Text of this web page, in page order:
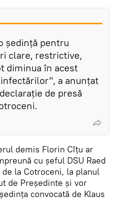
şedinţă pentru
clare, restrictive,
diminua în acest
a anunţat
de presă
demis Florin Cîțu ar
cu șeful DSU Raed
la Cotroceni, la planul
de Președinte și vor
convocată de Klaus